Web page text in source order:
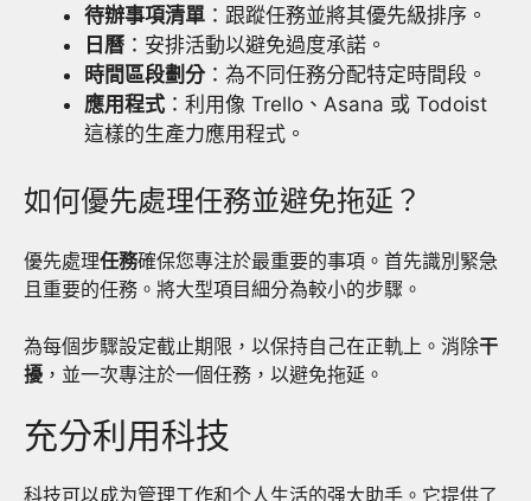
待辦事項清單 ：跟蹤任務並將其優先級排序。
日曆 ：安排活動以避免過度承諾。
時間區段劃分：為不同任務分配特定時間段。
應用程式 ：利用像 Trello、Asana 或 Todoist
這樣的生產力應用程式。
如何優先處理任務並避免拖延？
優先處理任務確保您專注於最重要的事項。首先識別緊急
且重要的任務。將大型項目細分為較小的步驟。
為每個步驟設定截止期限，以保持自己在正軌上。消除干
擾 ，並一次專注於一個任務，以避免拖延。
充分利用科技
科技可以成为管理工作和个人生活的强大助手。它提供了